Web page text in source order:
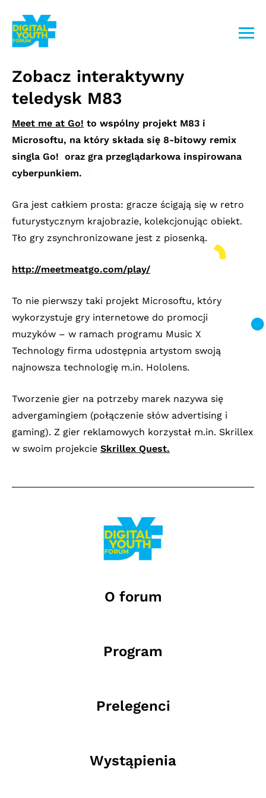
treści
Zobacz interaktywny
teledysk M83
Meet me at Go! to wspólny projekt M83 i
Microsoftu, na który składa się 8-bitowy remix
singla Go! oraz gra przeglądarkowa inspirowana
cyberpunkiem.
Gra jest całkiem prosta: gracze ścigają się w retro
futurystycznym krajobrazie, kolekcjonując obiekt.
Tło gry zsynchronizowane jest z piosenką.
http://meetmeatgo.com/play/
To nie pierwszy taki projekt Microsoftu, który
wykorzystuje gry internetowe do promocji
muzyków – w ramach programu Music X
Technology firma udostępnia artystom swoją
najnowsza technologię m.in. Hololens.
Tworzenie gier na potrzeby marek nazywa się
advergamingiem (połączenie słów advertising i
gaming). Z gier reklamowych korzystał m.in. Skrillex
w swoim projekcie Skrillex Quest.
O forum
Program
Prelegenci
Wystąpienia